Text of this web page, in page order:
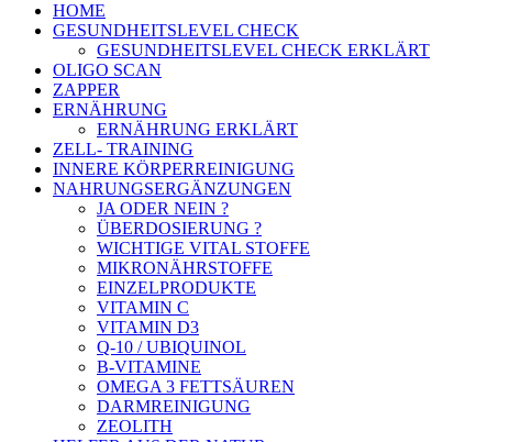
HOME
GESUNDHEITSLEVEL CHECK
GESUNDHEITSLEVEL CHECK ERKLÄRT
OLIGO SCAN
ZAPPER
ERNÄHRUNG
ERNÄHRUNG ERKLÄRT
ZELL- TRAINING
INNERE KÖRPERREINIGUNG
NAHRUNGSERGÄNZUNGEN
JA ODER NEIN ?
ÜBERDOSIERUNG ?
WICHTIGE VITAL STOFFE
MIKRONÄHRSTOFFE
EINZELPRODUKTE
VITAMIN C
VITAMIN D3
Q-10 / UBIQUINOL
B-VITAMINE
OMEGA 3 FETTSÄUREN
DARMREINIGUNG
ZEOLITH